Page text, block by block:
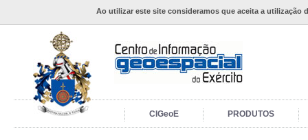
Ao utilizar este site consideramos que aceita a utilização
CIGeoE PRODUTOS